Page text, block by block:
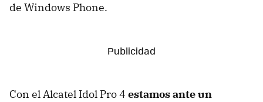
de Windows Phone.
Con el Alcatel Idol Pro 4 estamos ante un